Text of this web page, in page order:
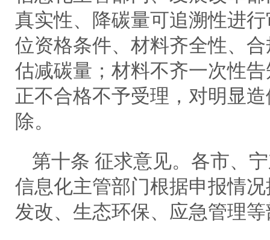
真实性、降碳量可追溯性进
位资格条件、材料齐全性、
估减碳量；材料不齐一次性
正不合格不予受理，对明显
除。
第十条 征求意见。各市、
信息化主管部门根据申报情
发改、生态环保、应急管理